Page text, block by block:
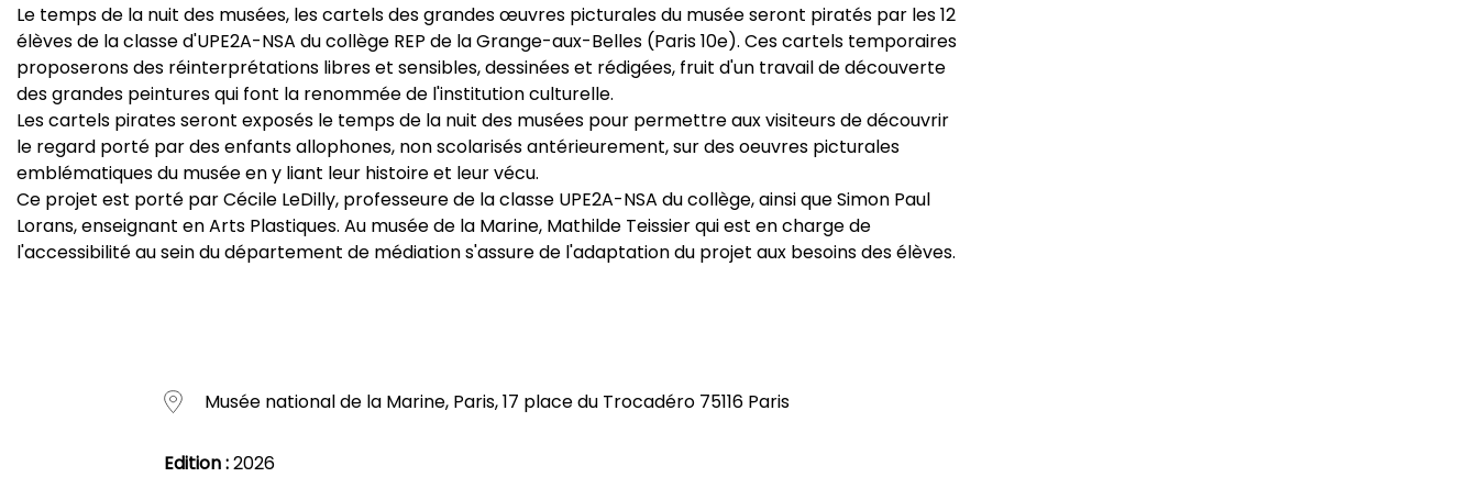
Le temps de la nuit des musées, les cartels des grandes œuvres picturales du musée seront piratés par les 12
élèves de la classe d'UPE2A-NSA du collège REP de la Grange-aux-Belles (Paris 10e). Ces cartels temporaires
proposerons des réinterprétations libres et sensibles, dessinées et rédigées, fruit d'un travail de découverte
des grandes peintures qui font la renommée de l'institution culturelle.
Les cartels pirates seront exposés le temps de la nuit des musées pour permettre aux visiteurs de découvrir
le regard porté par des enfants allophones, non scolarisés antérieurement, sur des oeuvres picturales
emblématiques du musée en y liant leur histoire et leur vécu.
Ce projet est porté par Cécile LeDilly, professeure de la classe UPE2A-NSA du collège, ainsi que Simon Paul
Lorans, enseignant en Arts Plastiques. Au musée de la Marine, Mathilde Teissier qui est en charge de
l'accessibilité au sein du département de médiation s'assure de l'adaptation du projet aux besoins des élèves.
Musée national de la Marine, Paris, 17 place du Trocadéro 75116 Paris
Edition :2026